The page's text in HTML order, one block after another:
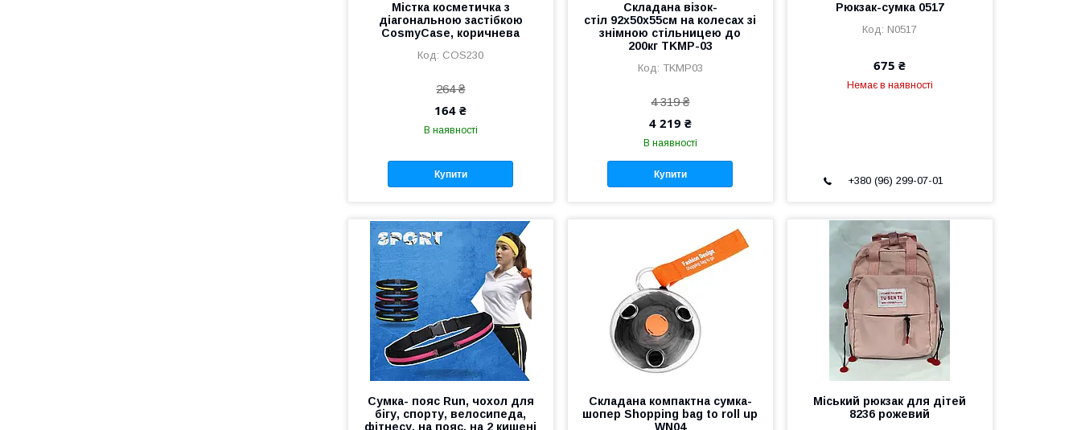
Містка косметичка з
діагональною застібкою
CosmyCase, коричнева
COS230
264 ₴
164 ₴
В наявності
Купити
Складана візок-
стіл 92х50х55см на колесах зі
знімною стільницею до
200кг TKMP-03
TKMP03
4 319 ₴
4 219 ₴
В наявності
Купити
Рюкзак-сумка 0517
N0517
675 ₴
Немає в наявності
+380 (96) 299-07-01
Сумка- пояс Run, чохол для
бігу, спорту, велосипеда,
фітнесу, на пояс, на 2 кишені
Складана компактна сумка-
шопер Shopping bag to roll up
WN04
Міський рюкзак для дітей
8236 рожевий